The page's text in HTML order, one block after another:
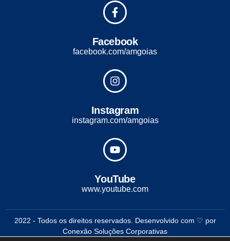
Facebook
facebook.com/amgoias
Instagram
instagram.com/amgoias
YouTube
www.youtube.com
2022 - Todos os direitos reservados. Desenvolvido com ♡ por
Conexão Soluções Corporativas